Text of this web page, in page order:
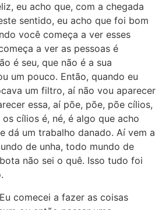
eu acho que, com a chegada
sentido, eu acho que foi bom
você começa a ver esses
a ver as pessoas é
é seu, que não é a sua
um pouco. Então, quando eu
um filtro, aí não vou aparecer
essa, aí põe, põe, põe cílios,
cílios é, né, é algo que acho
dá um trabalho danado. Aí vem a
de unha, todo mundo de
não sei o quê. Isso tudo foi
comecei a fazer as coisas